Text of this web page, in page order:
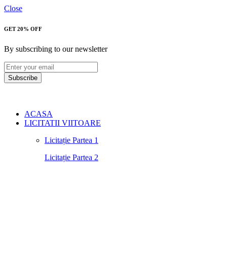
Close
GET 20% OFF
By subscribing to our newsletter
Subscribe
ACASA
LICITATII VIITOARE
Licitație Partea 1
Licitație Partea 2